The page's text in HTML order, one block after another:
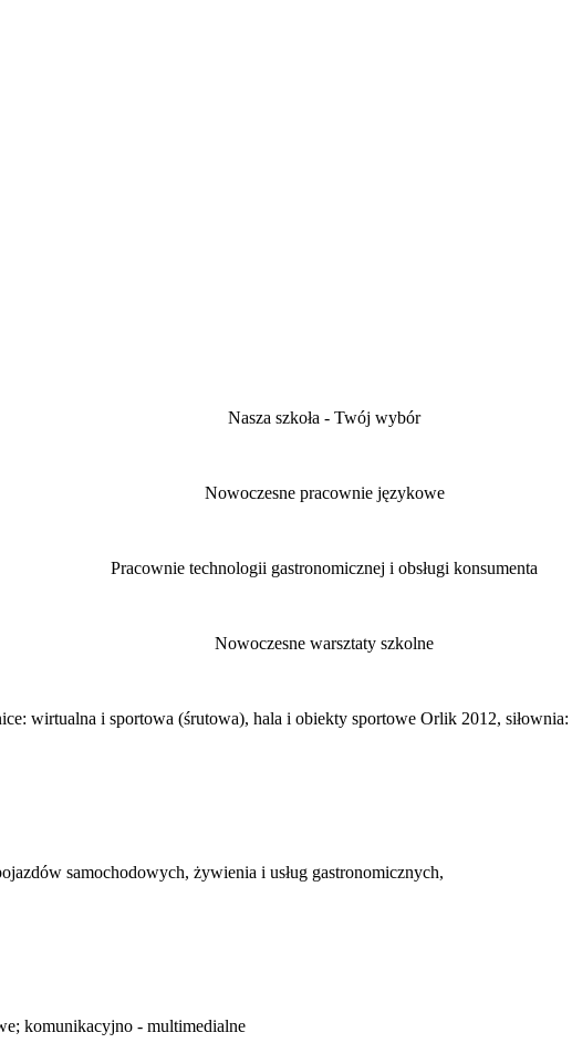
Nasza szkoła - Twój wybór
Nowoczesne pracownie językowe
Pracownie technologii gastronomicznej i obsługi konsumenta
Nowoczesne warsztaty szkolne
wirtualna i sportowa (śrutowa), hala i obiekty sportowe Orlik 2012,
samochodowych, żywienia i usług gastronomicznych,
komunikacyjno - multimedialne